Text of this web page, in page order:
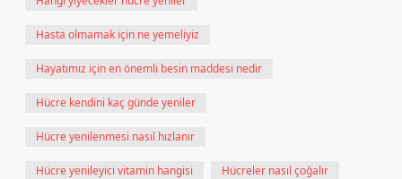
Hasta olmamak için ne yemeliyiz
Hayatımız için en önemli besin maddesi nedir
Hücre kendini kaç günde yeniler
Hücre yenilenmesi nasıl hızlanır
Hücre yenileyici vitamin hangisi Hücreler nasıl çoğalır